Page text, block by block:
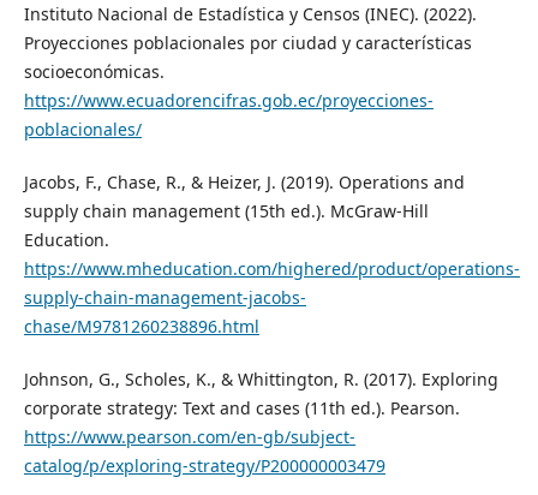
Instituto Nacional de Estadística y Censos (INEC). (2022).
Proyecciones poblacionales por ciudad y características
socioeconómicas.
https://www.ecuadorencifras.gob.ec/proyecciones-
poblacionales/
Jacobs, F., Chase, R., & Heizer, J. (2019). Operations and
supply chain management (15th ed.). McGraw-Hill
Education.
https://www.mheducation.com/highered/product/operations-
supply-chain-management-jacobs-
chase/M9781260238896.html
Johnson, G., Scholes, K., & Whittington, R. (2017). Exploring
corporate strategy: Text and cases (11th ed.). Pearson.
https://www.pearson.com/en-gb/subject-
catalog/p/exploring-strategy/P200000003479